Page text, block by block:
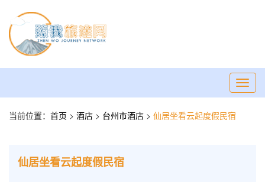
当前位置： 首页 > 酒店 > 台州市酒店 > 仙居坐看云起度假民宿
仙居坐看云起度假民宿